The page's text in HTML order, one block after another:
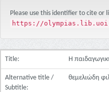
Please use this identifier to cite or
https://
Title: Η
Alternative title /
Subtitle:
θεμελιώδη